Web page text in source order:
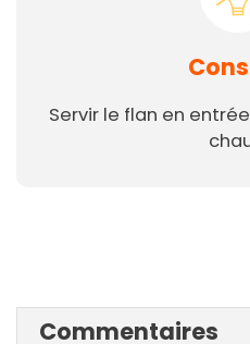
Servir le flan en
Commentaires